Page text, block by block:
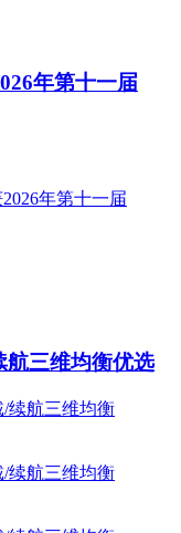
年第十一届
航三维均衡优选